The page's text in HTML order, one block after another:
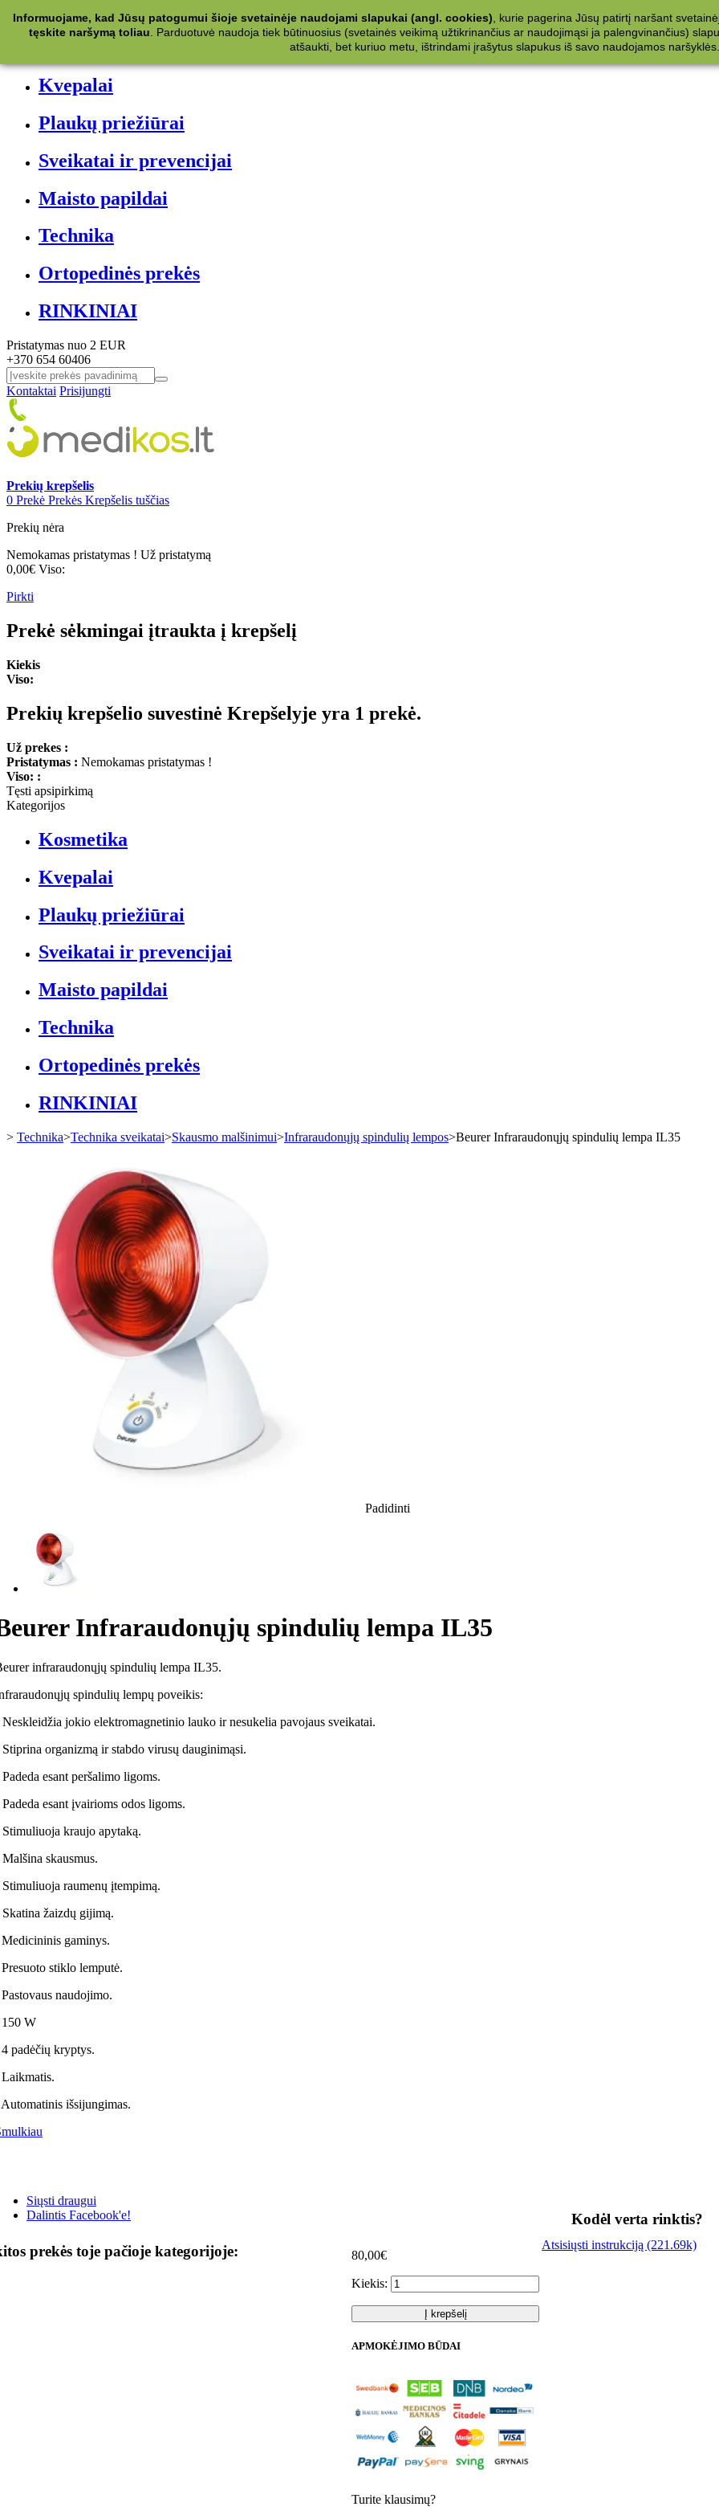
Kategorijos
Kvepalai
Plaukų priežiūrai
Sveikatai ir prevencijai
Maisto papildai
Technika
Ortopedinės prekės
RINKINIAI
Pristatymas nuo 2 EUR
+370 654 60406
Kontaktai Prisijungti
Prekių krepšelis
0 Prekė Prekės Krepšelis tuščias
Prekių nėra
Nemokamas pristatymas ! Už pristatymą
0,00€ Viso:
Pirkti
Prekė sėkmingai įtraukta į krepšelį
Kiekis
Viso:
Prekių krepšelio suvestinė Krepšelyje yra 1 prekė.
Už prekes :
Pristatymas : Nemokamas pristatymas !
Viso: :
Tęsti apsipirkimą
Kategorijos
Kosmetika
Kvepalai
Plaukų priežiūrai
Sveikatai ir prevencijai
Maisto papildai
Technika
Ortopedinės prekės
RINKINIAI
> Technika>Technika sveikatai>Skausmo malšinimui>Infraraudonųjų spindulių lempos>Beurer Infraraudonųjų spindulių lempa IL35
Padidinti
Infraraudonųjų spindulių lempa IL35
infraraudonųjų spindulių lempa IL35.
spindulių lempų poveikis:
Neskleidžia jokio elektromagnetinio lauko ir nesukelia pavojaus sveikatai.
Stiprina organizmą ir stabdo virusų dauginimąsi.
Padeda esant peršalimo ligoms.
Padeda esant įvairioms odos ligoms.
Stimuliuoja kraujo apytaką.
Malšina skausmus.
Stimuliuoja raumenų įtempimą.
Skatina žaizdų gijimą.
gaminys.
stiklo lemputė.
naudojimo.
W
padėčių kryptys.
išsijungimas.
Siųsti draugui
Dalintis Facebook'e!
Atsisiųsti instrukciją (221.69k)
80,00€
Kiekis:
Į krepšelį
APMOKĖJIMO BŪDAI
Turite klausimų?
Kodėl verta rinktis?
prekės toje pačioje kategorijoje:
Informuojame, kad Jūsų patogumui šioje svetainėje naudojami slapukai (angl. cookies) , kurie pagerina Jūsų patirtį naršant
tęskite naršymą toliau
Parduotuvė naudoja tiek būtinuosius (svetainės veikimą užtikrinančius ar naudojimąsi ja palengvinančius)
atšaukti, bet kuriuo metu, ištrindami įrašytus slapukus iš savo naudojamos naršyklės.